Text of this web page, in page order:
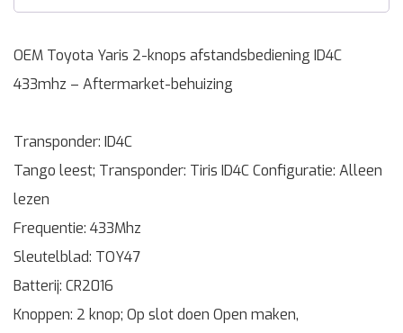
OEM Toyota Yaris 2-knops afstandsbediening ID4C
433mhz – Aftermarket-behuizing
Transponder: ID4C
Tango leest; Transponder: Tiris ID4C Configuratie: Alleen
lezen
Frequentie: 433Mhz
Sleutelblad: TOY47
Batterij: CR2016
Knoppen: 2 knop; Op slot doen Open maken,